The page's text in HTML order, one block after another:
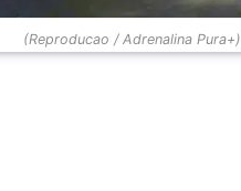
(Reproducao / Adrenalina Pura+)